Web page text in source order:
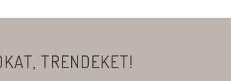
TRENDEKET!